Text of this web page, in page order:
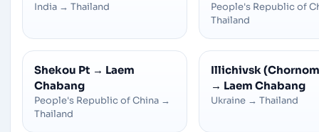
India → Thailand
People's Republic of
Thailand
Shekou Pt → Laem
Chabang
People's Republic of China →
Thailand
Illichivsk
→ Laem Chabang
Ukraine → Thailand